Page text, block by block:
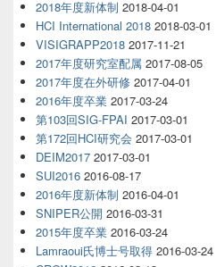
2018年度新体制 2018-04-01
HCI International 2018 2018-03-01
VISIGRAPP2018 2017-11-21
2017年度研究室配属 2017-08-05
2017年度在外研修 2017-04-01
2016年度卒業 2017-03-24
第103回SIG-FPAI 2017-03-01
第172回HCI研究会 2017-03-01
DEIM2017 2017-03-01
SUI2016 2016-08-17
2016年度新体制 2016-04-01
SNIPER公開 2016-03-31
2015年度卒業 2016-03-24
Lamraoui氏博士号取得 2016-03-24